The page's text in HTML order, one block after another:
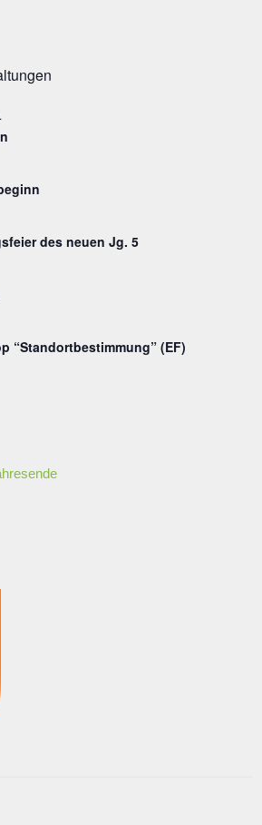
des neuen Jg. 5
“Standortbestimmung” (EF)